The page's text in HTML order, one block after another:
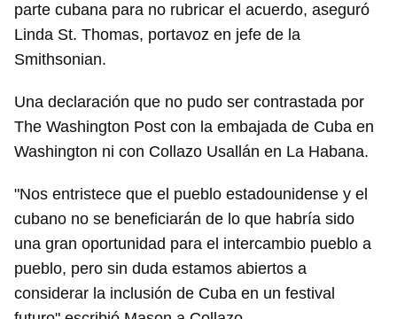
parte cubana para no rubricar el acuerdo, aseguró
Linda St. Thomas, portavoz en jefe de la
Smithsonian.
Una declaración que no pudo ser contrastada por
The Washington Post con la embajada de Cuba en
Washington ni con Collazo Usallán en La Habana.
"Nos entristece que el pueblo estadounidense y el
cubano no se beneficiarán de lo que habría sido
una gran oportunidad para el intercambio pueblo a
pueblo, pero sin duda estamos abiertos a
considerar la inclusión de Cuba en un festival